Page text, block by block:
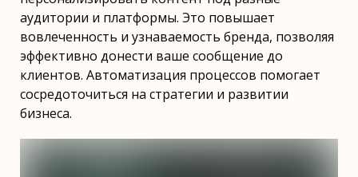
аудитории и платформы. Это повышает
вовлеченность и узнаваемость бренда, позволяя
эффективно донести ваше сообщение до
клиентов. Автоматизация процессов помогает
сосредоточиться на стратегии и развитии
бизнеса.